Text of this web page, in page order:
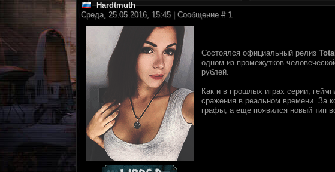
Hardtmuth
Среда, 25.05.2016, 15:45 | Сообщение # 1
Состоялся официальный релиз
одном из промежутков
рублей.
Как и в прошлых играх серии,
сражения в реальном времени. За
графы, а еще появился новый тип